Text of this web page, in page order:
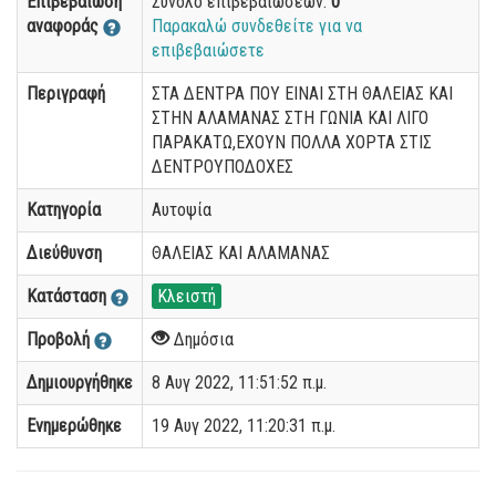
αναφοράς
Παρακαλώ συνδεθείτε για να
επιβεβαιώσετε
Περιγραφή
ΣΤΑ ΔΕΝΤΡΑ ΠΟΥ ΕΙΝΑΙ ΣΤΗ ΘΑΛΕΙΑΣ ΚΑΙ
ΣΤΗΝ ΑΛΑΜΑΝΑΣ ΣΤΗ ΓΩΝΙΑ ΚΑΙ ΛΙΓΟ
ΠΑΡΑΚΑΤΩ,ΕΧΟΥΝ ΠΟΛΛΑ ΧΟΡΤΑ ΣΤΙΣ
ΔΕΝΤΡΟΥΠΟΔΟΧΕΣ
Κατηγορία Αυτοψία
Διεύθυνση ΘΑΛΕΙΑΣ ΚΑΙ ΑΛΑΜΑΝΑΣ
Κατάσταση Κλειστή
Προβολή Δημόσια
Δημιουργήθηκε 8 Αυγ 2022, 11:51:52 π.μ.
Ενημερώθηκε 19 Αυγ 2022, 11:20:31 π.μ.